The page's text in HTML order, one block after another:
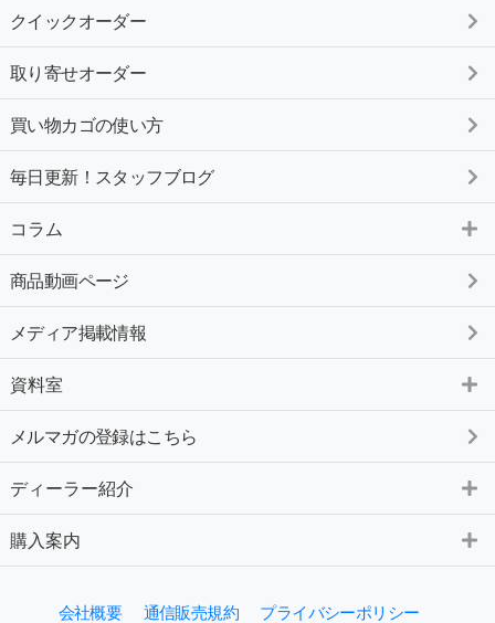
クイックオーダー
取り寄せオーダー
買い物カゴの使い方
毎日更新！スタッフブログ
コラム
商品動画ページ
メディア掲載情報
資料室
メルマガの登録はこちら
ディーラー紹介
購入案内
会社概要 通信販売規約 プライバシーポリシー